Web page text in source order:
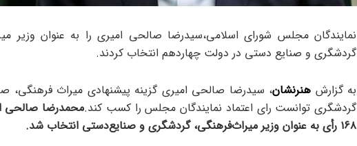
نمایندگان مجلس شورای اسلامی،سیدرضا صالحی امیری را به عنوان وزیر
گردشگری و صنایع دستی در دولت چهاردهم انتخاب کردند.
به گزارش هنرنشان، سیدرضا صالحی امیری گزینه پیشنهادی میراث فرهنگی،
گردشگری توانست رای اعتماد نمایندگان مجلس را کسب کند.محمدرضا صالحی
۱۶۸ رأی به عنوان وزیر میراث‌فرهنگی، گردشگری و صنایع‌دستی انتخاب شد.